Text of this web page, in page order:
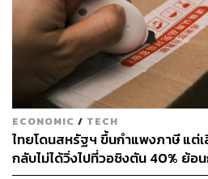
ECONOMIC / TECH
ไทยโดนสหรัฐฯ ขึ้นกำแพงภาษี แต่
กลับไม่ได้วิ่งไปที่วอชิงตัน 40% ย้อ